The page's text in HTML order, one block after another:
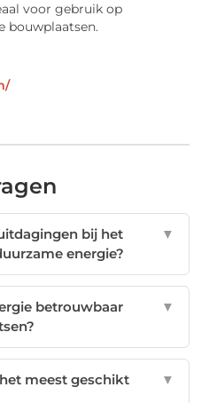
voor gebruik op
bouwplaatsen.
bij het
energie?
▼
betrouwbaar
▼
meest geschikt
▼